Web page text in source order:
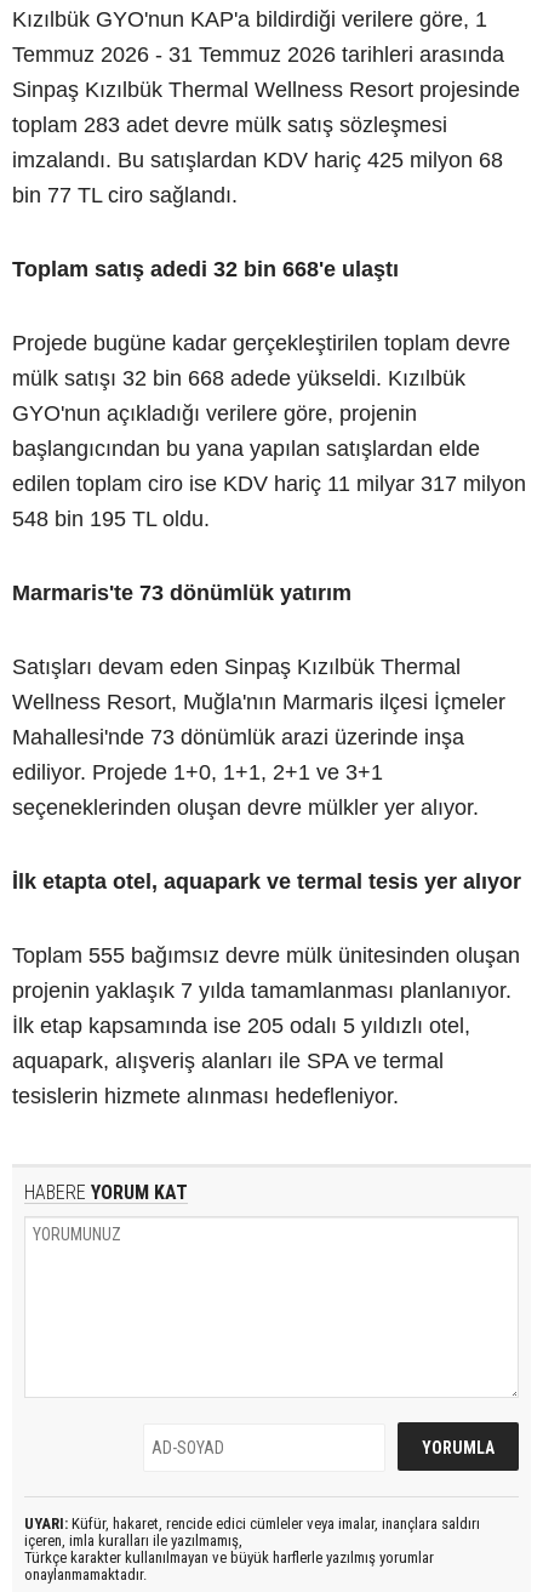
Kızılbük GYO'nun KAP'a bildirdiği verilere göre, 1
Temmuz 2026 - 31 Temmuz 2026 tarihleri arasında
Sinpaş Kızılbük Thermal Wellness Resort projesinde
toplam 283 adet devre mülk satış sözleşmesi
imzalandı. Bu satışlardan KDV hariç 425 milyon 68
bin 77 TL ciro sağlandı.
Toplam satış adedi 32 bin 668'e ulaştı
Projede bugüne kadar gerçekleştirilen toplam devre
mülk satışı 32 bin 668 adede yükseldi. Kızılbük
GYO'nun açıkladığı verilere göre, projenin
başlangıcından bu yana yapılan satışlardan elde
edilen toplam ciro ise KDV hariç 11 milyar 317 milyon
548 bin 195 TL oldu.
Marmaris'te 73 dönümlük yatırım
Satışları devam eden Sinpaş Kızılbük Thermal
Wellness Resort, Muğla'nın Marmaris ilçesi İçmeler
Mahallesi'nde 73 dönümlük arazi üzerinde inşa
ediliyor. Projede 1+0, 1+1, 2+1 ve 3+1
seçeneklerinden oluşan devre mülkler yer alıyor.
İlk etapta otel, aquapark ve termal tesis yer alıyor
Toplam 555 bağımsız devre mülk ünitesinden oluşan
projenin yaklaşık 7 yılda tamamlanması planlanıyor.
İlk etap kapsamında ise 205 odalı 5 yıldızlı otel,
aquapark, alışveriş alanları ile SPA ve termal
tesislerin hizmete alınması hedefleniyor.
HABERE YORUM KAT
UYARI: Küfür, hakaret, rencide edici cümleler veya imalar, inançlara saldırı
içeren, imla kuralları ile yazılmamış,
Türkçe karakter kullanılmayan ve büyük harflerle yazılmış yorumlar
onaylanmamaktadır.